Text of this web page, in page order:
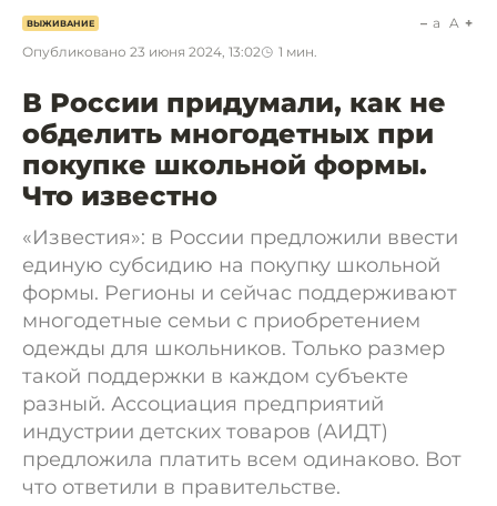
ВЫЖИВАНИЕ
Опубликовано 23 июня 2024, 13:02 1 мин.
a A
В России придумали, как не
обделить многодетных при
покупке школьной формы.
Что известно
«Известия»: в России предложили ввести
единую субсидию на покупку школьной
формы. Регионы и сейчас поддерживают
многодетные семьи с приобретением
одежды для школьников. Только размер
такой поддержки в каждом субъекте
разный. Ассоциация предприятий
индустрии детских товаров (АИДТ)
предложила платить всем одинаково. Вот
что ответили в правительстве.